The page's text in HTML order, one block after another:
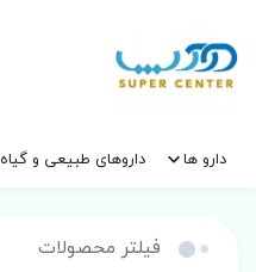
دارو ها داروهای طبیعی و گیاه
فیلتر محصولات